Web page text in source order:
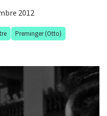
2012
Preminger (Otto)